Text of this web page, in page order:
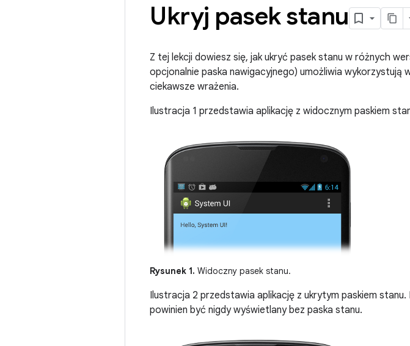
Ukryj pasek stanu
Z tej lekcji dowiesz się, jak ukryć pasek stanu w różnych
opcjonalnie paska nawigacyjnego) umożliwia
ciekawsze wrażenia.
Ilustracja 1 przedstawia aplikację z widocznym paskiem
Rysunek 1. Widoczny pasek stanu.
Ilustracja 2 przedstawia aplikację z ukrytym paskiem
powinien być nigdy wyświetlany bez paska stanu.